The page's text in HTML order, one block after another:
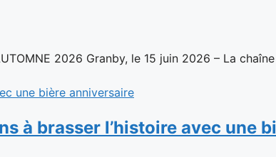
2026 Granby, le 15 juin 2026 – La
à brasser l’histoire avec une